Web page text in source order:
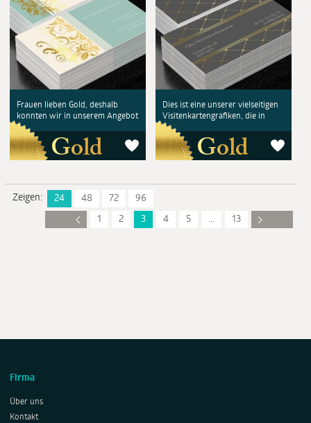
Frauen lieben Gold, deshalb
konnten wir in unserem Angebot
Dies ist eine unserer vielseitigen
Visitenkartengrafiken, die in
Zeigen: 24 48 72
96
1
2 3 4 5 ... 13
Firma
Über uns
Kontakt